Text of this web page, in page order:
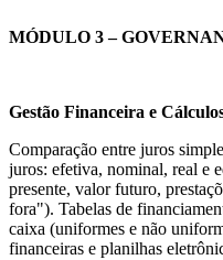
MÓDULO 3 –
Gestão Financeira e
Comparação entre juros
juros: efetiva, nominal, real e
presente, valor futuro,
fora"). Tabelas de
caixa (uniformes e não
financeiras e planilhas